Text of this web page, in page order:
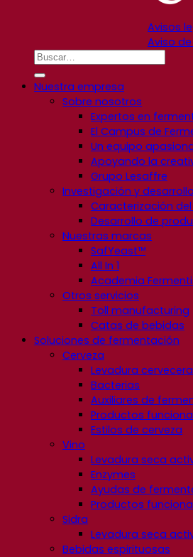
Avisos
Aviso
Nuestra empresa
Sobre nosotros
Expertos en
El Campus de
Un equipo
Apoyando la
Grupo Lesaffre
Investigación y desarrollo
Caracterización
Desarrollo de
Nuestras marcas
SafYeast™
All In 1
Academia
Otros servicios
Toll manufacturing
Catas de bebidas
Soluciones de fermentación
Cerveza
Levadura
Bacterias
Auxiliares de
Productos
Estilos de cerveza
Vino
Levadura seca
Enzymes
Ayudas de
Productos
Sidra
Levadura seca
Bebidas espirituosas